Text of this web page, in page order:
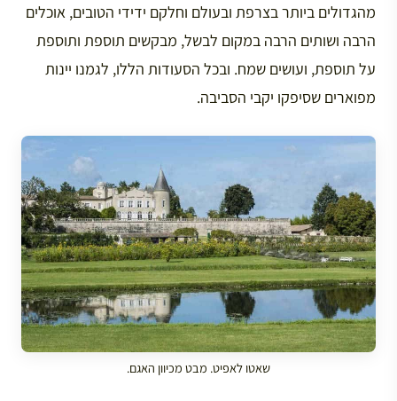
מהגדולים ביותר בצרפת ובעולם וחלקם ידידי הטובים, אוכלים
הרבה ושותים הרבה במקום לבשל, מבקשים תוספת ותוספת
על תוספת, ועושים שמח. ובכל הסעודות הללו, לגמנו יינות
מפוארים שסיפקו יקבי הסביבה.
שאטו לאפיט. מבט מכיוון האגם.